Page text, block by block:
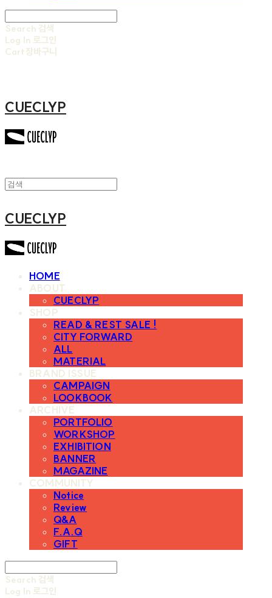
Search 검색
Log In 로그인
Cart장바구니
CUECLYP
CUECLYP
HOME
ABOUT
CUECLYP
SHOP
READ & REST SALE !
CITY FORWARD
ALL
MATERIAL
BRAND ISSUE
CAMPAIGN
LOOKBOOK
ARCHIVE
PORTFOLIO
WORKSHOP
EXHIBITION
BANNER
MAGAZINE
COMMUNITY
Notice
Review
Q&A
F.A.Q
GIFT
Search 검색
Log In 로그인